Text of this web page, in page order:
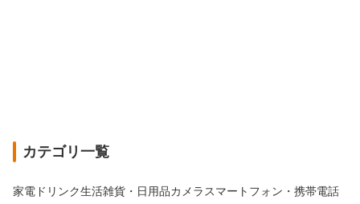
カテゴリ一覧
家電 ドリンク生活雑貨・日用品カメラ スマートフォン・携帯電話